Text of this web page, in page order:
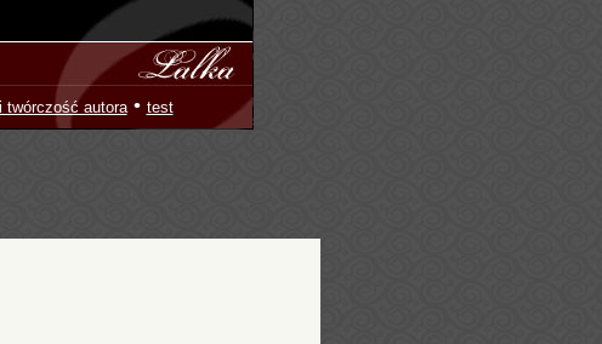
twórczość autora• test